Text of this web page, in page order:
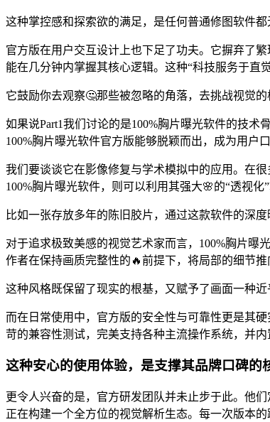
这种掌控感和探索欲的满足，是任何普通修图软件都
官方版在用户交互设计上也下足了功夫。它摒弃了
能在几分钟内掌握其核心逻辑。这种“科技服务于直
它鼓励你去观察🤔那些被忽略的角落，去挑战视觉
如果说Part1我们讨论的是100%胸片曝光软件的技
100%胸片曝光软件官方版能够脱颖而出，成为用户口
我们要谈谈它在影像修复与学术模拟中的应用。在
100%胸片曝光软件，则可以利用其强大🌸的“透视化
比如一张存放多年的陈旧胶片，通过这款软件的深
对于追求极致美感的视觉艺术家而言，100%胸片曝
作者在保持画质完整性的🔥前提下，将局部的细节
这种风格既保留了现实的根基，又赋予了画面一种
而在日常使用中，官方版的安全性与可靠性更是其
苛的兼容性测试，完美支持各种主流操作系统，并
这种安心的使用体验，是支撑其品牌口碑的
更令人兴奋的是，官方研发团队并未止步于此。他
正在构建一个全方位的视觉解析生态。每一次版本